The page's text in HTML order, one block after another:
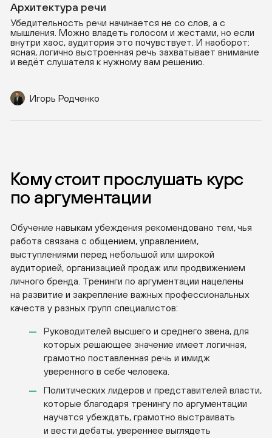
Архитектура речи
Убедительность речи начинается не со слов, а с
мышления. Можно владеть голосом и жестами, но если
внутри хаос, аудитория это почувствует. И наоборот:
ясная, логично выстроенная речь захватывает внимание
и ведёт слушателя к нужному вам решению.
Игорь Родченко
Кому стоит прослушать курс
по аргументации
Обучение навыкам убеждения рекомендовано тем, чья
работа связана с общением, управлением,
выступлениями перед небольшой или широкой
аудиторией, организацией продаж или продвижением
личного бренда. Тренинги по аргументации нацелены
на развитие и закрепление важных профессиональных
качеств у разных групп специалистов:
Руководителей высшего и среднего звена, для
которых решающее значение имеет логичная,
грамотно поставленная речь и имидж
уверенного в себе человека.
Политических лидеров и представителей власти,
которые благодаря тренингу по аргументации
научатся убеждать, грамотно выстраивать
и вести дебаты, увереннее выглядеть